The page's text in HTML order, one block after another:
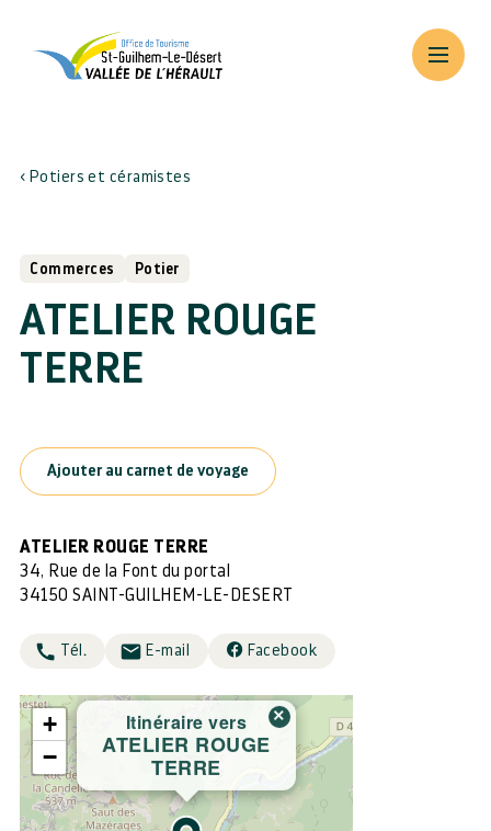
Potiers et céramistes
Commerces Potier
ATELIER ROUGE
TERRE
Ajouter au carnet de voyage
ATELIER ROUGE TERRE
34, Rue de la Font du portal
34150 SAINT-GUILHEM-LE-DESERT
Tél. E-mail Facebook
Itinéraire vers
ATELIER ROUGE
TERRE
×
+
−